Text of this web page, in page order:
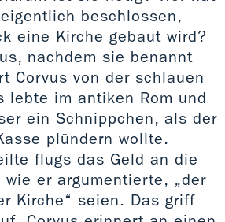
beschlossen,
eine Kirche gebaut wird?
nachdem sie benannt
Corvus von der schlauen
lebte im antiken Rom und
ein Schnippchen, als der
plündern wollte.
flugs das Geld an die
er argumentierte, „der
Kirche“ seien. Das griff